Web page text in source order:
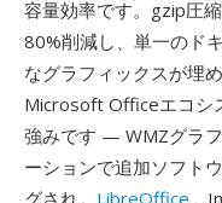
容量効率です。gzip圧
80%削減し、単一のド
なグラフィックスが埋
Microsoft Officeエコシ
強みです — WMZグラ
ーションで追加ソフト
グされ、 LibreOffice、